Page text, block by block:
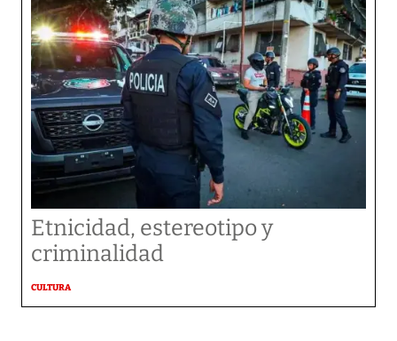
Etnicidad, estereotipo y
criminalidad
CULTURA